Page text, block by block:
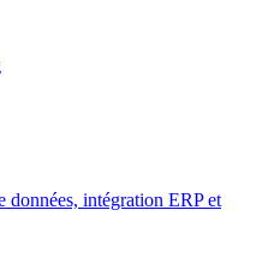
données, intégration ERP et